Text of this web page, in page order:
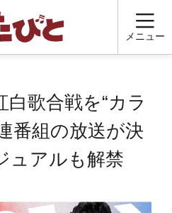
メニュー
白歌合戦を“カラ
番組の放送が決
ュアルも解禁